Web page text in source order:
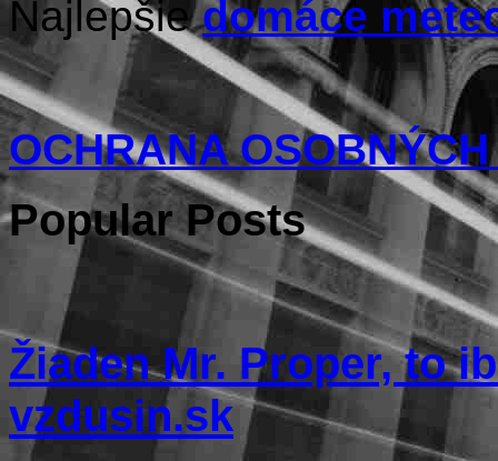
Najlepšiedomáce
OCHRANA
Popular Posts
Žiaden Mr. Proper, to
vzdusin.sk